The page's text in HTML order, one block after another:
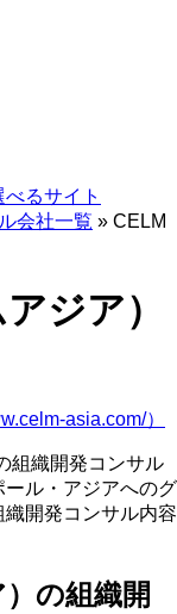
るサイト
会社一覧 » CELM
ジア）
asia.com/）
組織開発コンサル
ル・アジアへのグ
開発コンサル内容
の組織開